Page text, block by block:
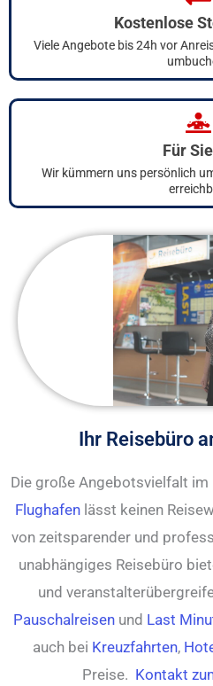
Kostenlose
Viele Angebote bis 24h vor
Für
Wir kümmern uns persönlich
Ihr Reisebüro
Die große Angebotsvielfalt im
Flughafenlässt keinen
von zeitsparender und
unabhängiges Reisebüro
und
Pauschalreisenund Last
auch bei Kreuzfahrten,
Preise. Kontakt